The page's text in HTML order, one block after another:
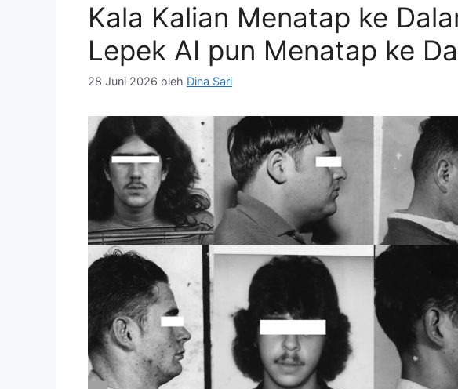
Kala Kalian Menatap ke
Lepek AI pun Menatap ke
28 Juni 2026 oleh Dina Sari